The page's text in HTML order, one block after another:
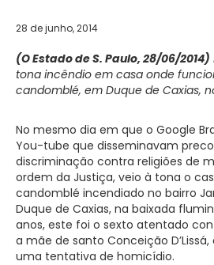
28 de junho, 2014
(O Estado de S. Paulo, 28/06/2014)
tona incêndio em casa onde
candomblé, em Duque de Caxias,
No mesmo dia em que o Google
You-tube que disseminavam
discriminação contra religiões de
ordem da Justiça, veio à tona o
candomblé incendiado no bairro
Duque de Caxias, na baixada
anos, este foi o sexto atentado
a mãe de santo Conceição
uma tentativa de homicídio.